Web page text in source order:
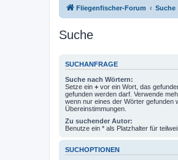
Fliegenfischer-Forum Suche
Suche
SUCHANFRAGE
Suche nach Wörtern:
Setze ein + vor ein Wort, das
gefunden werden darf. Verwende
wenn nur eines der Wörter gefunden
Übereinstimmungen.
Zu suchender Autor:
Benutze ein * als Platzhalter für
SUCHOPTIONEN